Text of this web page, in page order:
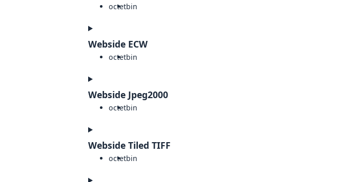
octetbin
Webside ECW
octetbin
Webside Jpeg2000
octetbin
Webside Tiled TIFF
octetbin